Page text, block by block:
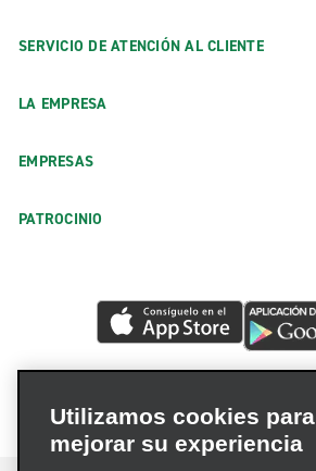
SERVICIO DE ATENCIÓN AL CLIENTE
LA EMPRESA
EMPRESAS
PATROCINIO
Utilizamos cookies para
mejorar su experiencia